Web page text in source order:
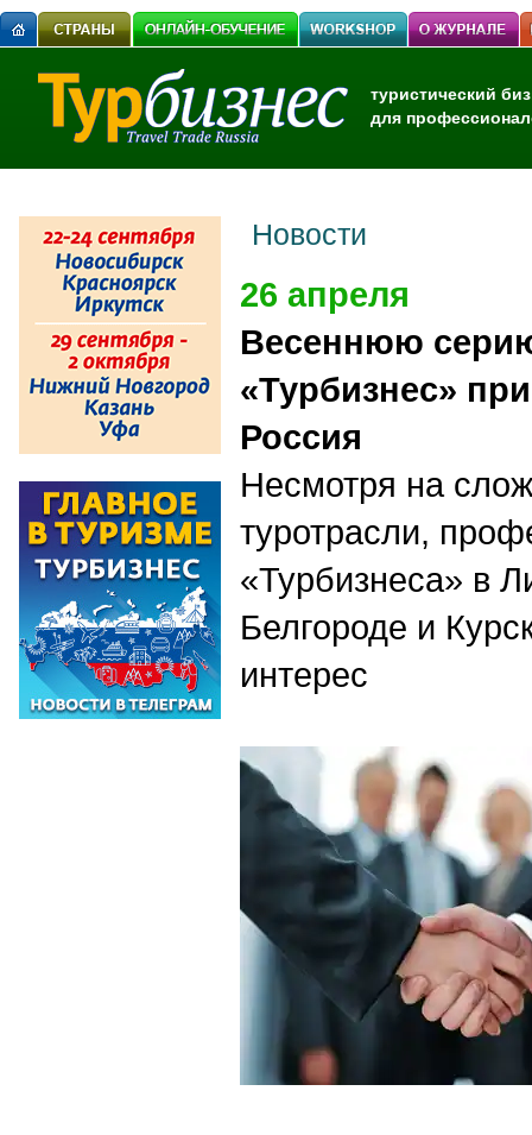
туристический
для
Новости
26 апреля
Весеннюю
«Турбизнес»
Россия
Несмотря на
туротрасли,
«Турбизнеса» в
Белгороде и
интерес